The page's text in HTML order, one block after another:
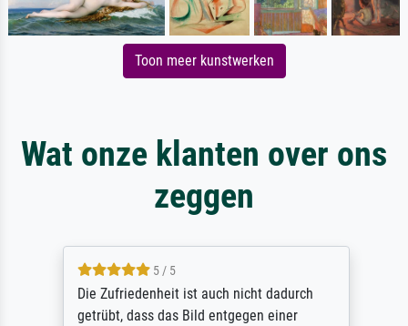
Toon meer kunstwerken
Wat onze klanten over ons
zeggen
5 / 5
Die Zufriedenheit ist auch nicht dadurch
getrübt, dass das Bild entgegen einer